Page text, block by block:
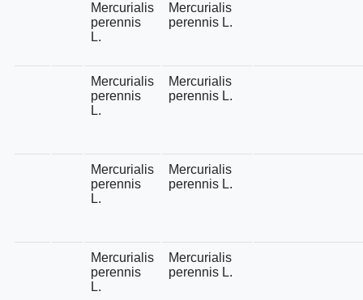
Mercurialis
perennis
L.
Mercurialis
perennis L.
Mercurialis
perennis
L.
Mercurialis
perennis L.
Mercurialis
perennis
L.
Mercurialis
perennis L.
Mercurialis
perennis
L.
Mercurialis
perennis L.